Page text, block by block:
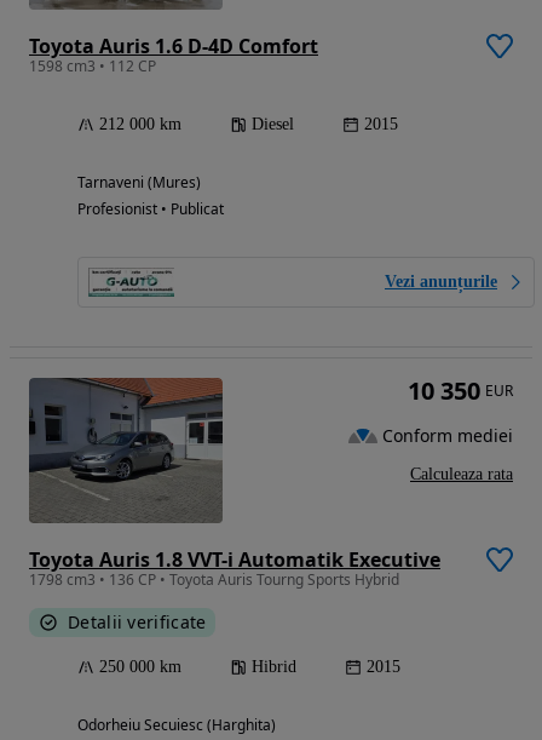
Toyota Auris 1.6 D-4D Comfort
1598 cm3 • 112 CP
212 000 km Diesel 2015
Tarnaveni (Mures)
Profesionist • Publicat
Vezi anunțurile
Toyota Auris 1.8 VVT-i Automatik Executive
1798 cm3 • 136 CP • Toyota Auris Tourng Sports Hybrid
Detalii verificate
250 000 km Hibrid 2015
Odorheiu Secuiesc (Harghita)
10 350 EUR
Conform mediei
Calculeaza rata